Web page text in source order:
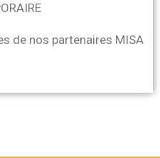
de nos partenaires MISA